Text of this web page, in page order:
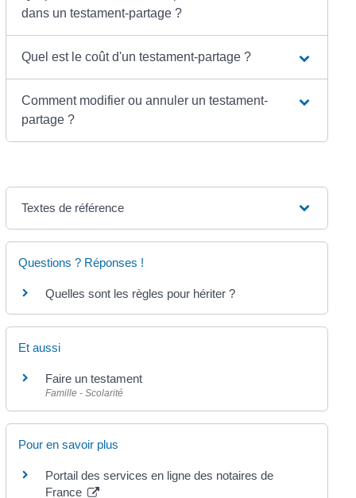
dans un testament-partage ?
Quel est le coût d'un testament-partage ?
Comment modifier ou annuler un testament-
partage ?
Textes de référence
Questions ? Réponses !
Quelles sont les règles pour hériter ?
Et aussi
Faire un testament
Famille - Scolarité
Pour en savoir plus
Portail des services en ligne des notaires de
France